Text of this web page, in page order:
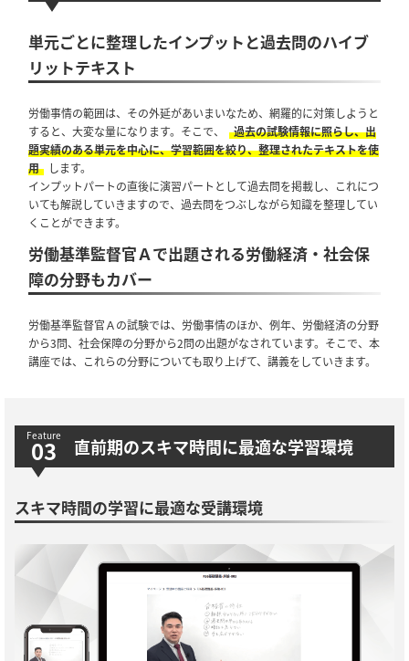
単元ごとに整理したインプットと過去問のハイブ
リットテキスト
労働事情の範囲は、その外延があいまいなため、網羅的に対策しようと
すると、大変な量になります。そこで、
過去の試験情報に照らし、出
題実績のある単元を中心に、学習範囲を絞り、整理されたテキストを使
用
します。
インプットパートの直後に演習パートとして過去問を掲載し、これにつ
いても解説していきますので、過去問をつぶしながら知識を整理してい
くことができます。
労働基準監督官Ａで出題される労働経済・社会保
障の分野もカバー
労働基準監督官Ａの試験では、労働事情のほか、例年、労働経済の分野
から3問、社会保障の分野から2問の出題がなされています。そこで、本
講座では、これらの分野についても取り上げて、講義をしていきます。
直前期のスキマ時間に最適な学習環境
スキマ時間の学習に最適な受講環境